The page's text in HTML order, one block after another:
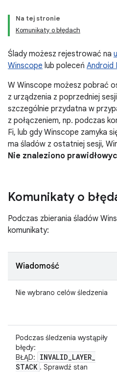
Na tej stronie
Komunikaty o błędach
Ślady możesz rejestrować na
Winscope lub poleceń Android
W Winscope możesz pobrać
z urządzenia z poprzedniej
szczególnie przydatna w
z połączeniem, np. podczas
Fi, lub gdy Winscope zamyka
ma śladów z ostatniej sesji,
Nie znaleziono
Komunikaty o
Podczas zbierania śladów
komunikaty:
Wiadomość
Nie wybrano celów śledzenia
Podczas śledzenia wystąpiły
błędy:
BŁĄD:
INVALID_LAYER_
STACK . Sprawdź stan